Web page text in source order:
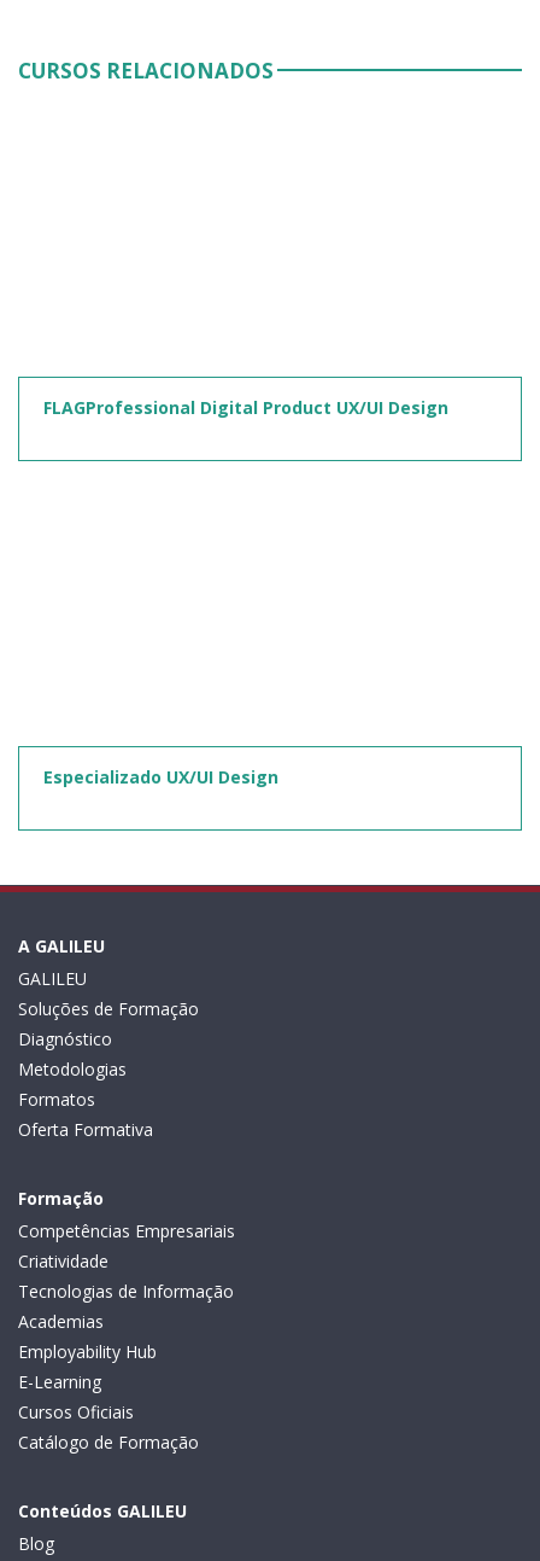
CURSOS RELACIONADOS
FLAGProfessional Digital Product UX/UI Design
Especializado UX/UI Design
A GALILEU
GALILEU
Soluções de Formação
Diagnóstico
Metodologias
Formatos
Oferta Formativa
Formação
Competências Empresariais
Criatividade
Tecnologias de Informação
Academias
Employability Hub
E-Learning
Cursos Oficiais
Catálogo de Formação
Conteúdos GALILEU
Blog